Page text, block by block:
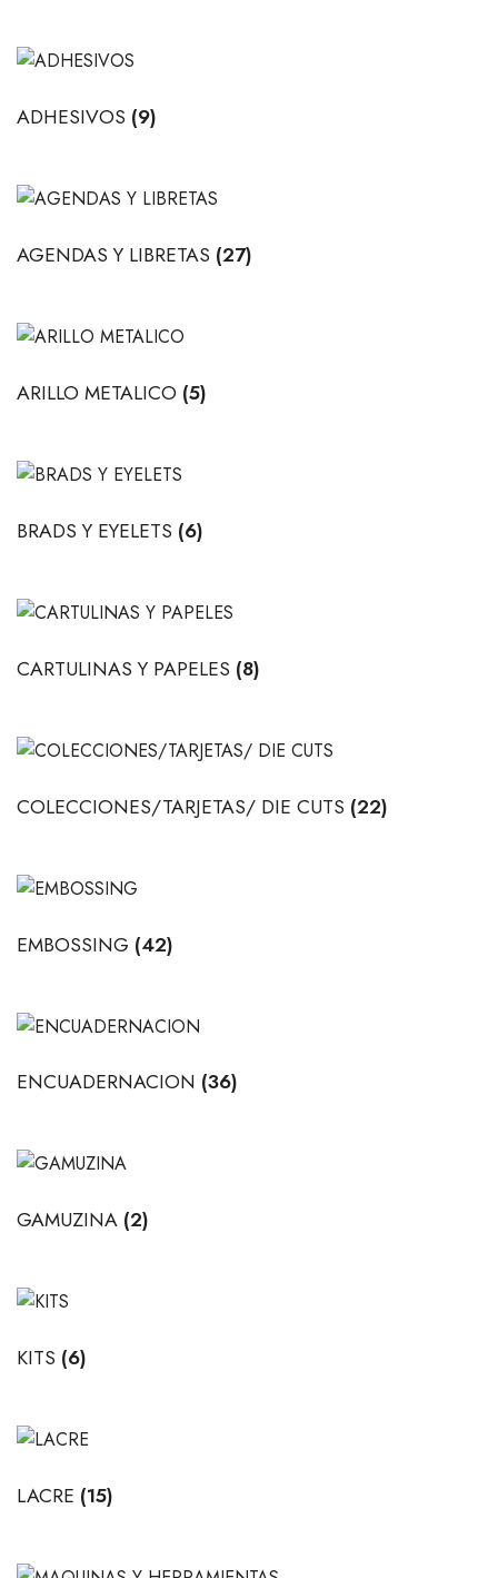
ADHESIVOS (9)
AGENDAS Y LIBRETAS (27)
ARILLO METALICO (5)
BRADS Y EYELETS (6)
CARTULINAS Y PAPELES (8)
COLECCIONES/TARJETAS/ DIE CUTS (22)
EMBOSSING (42)
ENCUADERNACION (36)
GAMUZINA (2)
KITS (6)
LACRE (15)